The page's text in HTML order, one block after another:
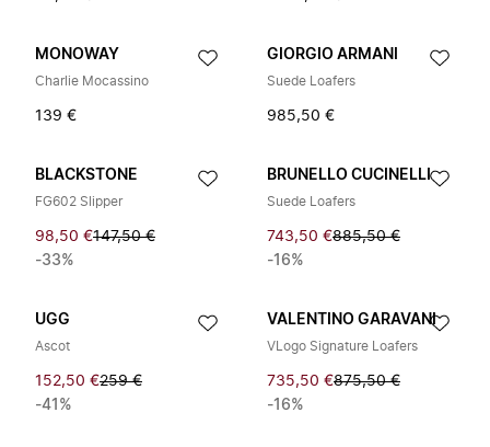
MONOWAY
Charlie Mocassino
139 €
GIORGIO ARMANI
Suede Loafers
985,50 €
BLACKSTONE
FG602 Slipper
98,50 €147,50 €
-33%
BRUNELLO CUCINELLI
Suede Loafers
743,50 €885,50 €
-16%
UGG
Ascot
152,50 €259 €
-41%
VALENTINO GARAVANI
VLogo Signature Loafers
735,50 €875,50 €
-16%